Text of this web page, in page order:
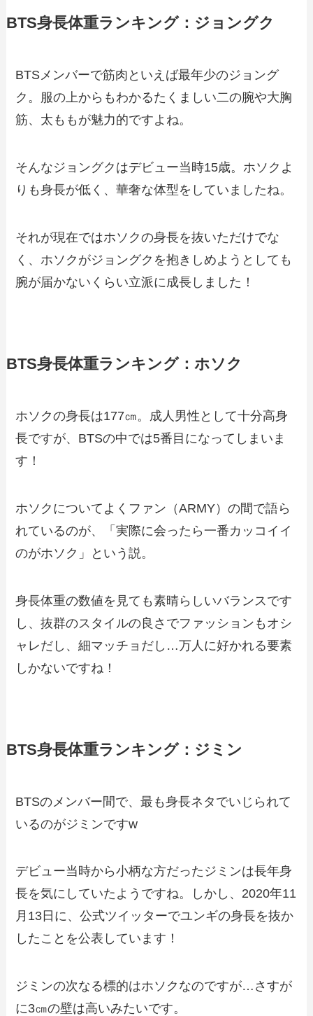
BTS身長体重ランキング：ジョングク
BTSメンバーで筋肉といえば最年少のジョング
ク。服の上からもわかるたくましい二の腕や大胸
筋、太ももが魅力的ですよね。
そんなジョングクはデビュー当時15歳。ホソクよ
りも身長が低く、華奢な体型をしていましたね。
それが現在ではホソクの身長を抜いただけでな
く、ホソクがジョングクを抱きしめようとしても
腕が届かないくらい立派に成長しました！
BTS身長体重ランキング：ホソク
ホソクの身長は177㎝。成人男性として十分高身
長ですが、BTSの中では5番目になってしまいま
す！
ホソクについてよくファン（ARMY）の間で語ら
れているのが、「実際に会ったら一番カッコイイ
のがホソク」という説。
身長体重の数値を見ても素晴らしいバランスです
し、抜群のスタイルの良さでファッションもオシ
ャレだし、細マッチョだし…万人に好かれる要素
しかないですね！
BTS身長体重ランキング：ジミン
BTSのメンバー間で、最も身長ネタでいじられて
いるのがジミンですw
デビュー当時から小柄な方だったジミンは長年身
長を気にしていたようですね。しかし、2020年11
月13日に、公式ツイッターでユンギの身長を抜か
したことを公表しています！
ジミンの次なる標的はホソクなのですが…さすが
に3㎝の壁は高いみたいです。